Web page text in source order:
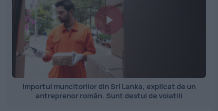
Importul muncitorilor din Sri Lanka, explicat de un
antreprenor român. Sunt destul de volatili